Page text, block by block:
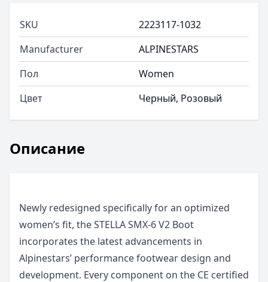
Описание
Newly redesigned specifically for an optimized
women’s fit, the STELLA SMX-6 V2 Boot
incorporates the latest advancements in
Alpinestars’ performance footwear design and
development. Every component on the CE certified
SKU
2223117-1032
Manufacturer
ALPINESTARS
Пол
Women
Цвет
Черный, Розовый